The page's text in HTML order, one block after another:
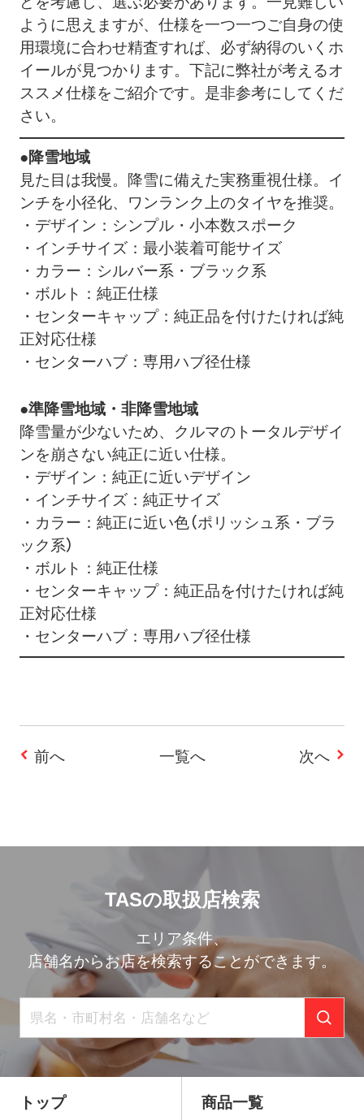
ように思えますが、仕様を一つ一つご自身の使
用環境に合わせ精査すれば、必ず納得のいくホ
イールが見つかります。下記に弊社が考えるオ
ススメ仕様をご紹介です。是非参考にしてくだ
さい。
●降雪地域
見た目は我慢。降雪に備えた実務重視仕様。イ
ンチを小径化、ワンランク上のタイヤを推奨。
・デザイン：シンプル・小本数スポーク
・インチサイズ：最小装着可能サイズ
・カラー：シルバー系・ブラック系
・ボルト：純正仕様
・センターキャップ：純正品を付けたければ純
正対応仕様
・センターハブ：専用ハブ径仕様
●準降雪地域・非降雪地域
降雪量が少ないため、クルマのトータルデザイ
ンを崩さない純正に近い仕様。
・デザイン：純正に近いデザイン
・インチサイズ：純正サイズ
・カラー：純正に近い色（ポリッシュ系・ブラ
ック系）
・ボルト：純正仕様
・センターキャップ：純正品を付けたければ純
正対応仕様
・センターハブ：専用ハブ径仕様
投
ー
シ
ョ
ン
前へ 一覧へ 次へ
TASの取扱店検索
エリア条件、
店舗名からお店を検索することができます。
トップ 商品一覧